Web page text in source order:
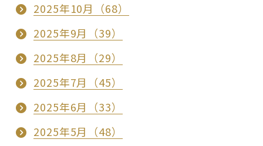
2025年10月（68）
2025年9月（39）
2025年8月（29）
2025年7月（45）
2025年6月（33）
2025年5月（48）